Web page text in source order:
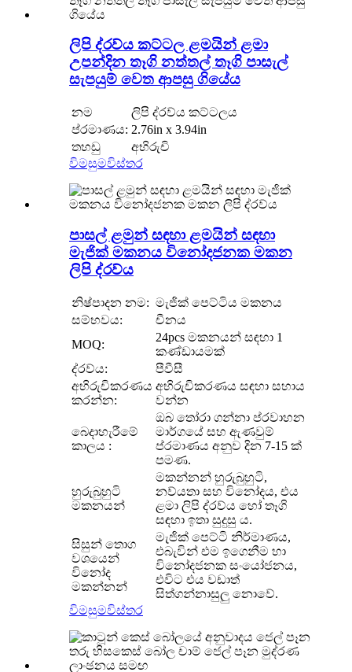
ලිපි ද්රව්ය කට්ටල ළමයින් ළමා
උපන්දින තෑගි නත්තල් තෑගි පාසැල්
සැපයුම් වෙත ආපසු ගියේය
නම
ලිපි ද්රව්ය කට්ටලය
ප්රමාණය: 2.76in x 3.94in
තහඩු
අභිරුචි
විමසුමවිස්තර
පාසල් ළමුන් සඳහා ළමයින් සඳහා
මැජික් මකනය විනෝදජනක මකන
ලිපි ද්රව්ය
නිෂ්පාදන නම: මැජික් පෙට්ටිය මකනය
සම්භවය:
චීනය
MOQ:
24pcs මකනයන් සඳහා 1
කණ්ඩායමක්
ද්රව්ය:
පීවීසී
අභිරුචිකරණය
කරන්න:
අභිරුචිකරණය සඳහා සහාය
වන්න
බෙදාහැරීමේ
කාලය :
ඔබ තෝරා ගන්නා ප්රවාහන
මාර්ගයේ සහ ඇණවුම්
ප්රමාණය අනුව දින 7-15 ක්
පමණ.
හුරුබුහුටි
මකනයන්
මකන්නන් හුරුබුහුටි,
නව්යතා සහ විනෝදය, එය
ළමා ලිපි ද්රව්ය හෝ තෑගි
සඳහා ඉතා සුදුසු ය.
සිසුන් තොග
වශයෙන්
විනෝද
මකන්නන්
මැජික් පෙට්ටි නිර්මාණය,
එබැවින් එම ඉගෙනීම හා
විනෝදජනක සංයෝජනය,
එවිට එය වඩාත්
සිත්ගන්නාසුලු නොවේ.
විමසුමවිස්තර